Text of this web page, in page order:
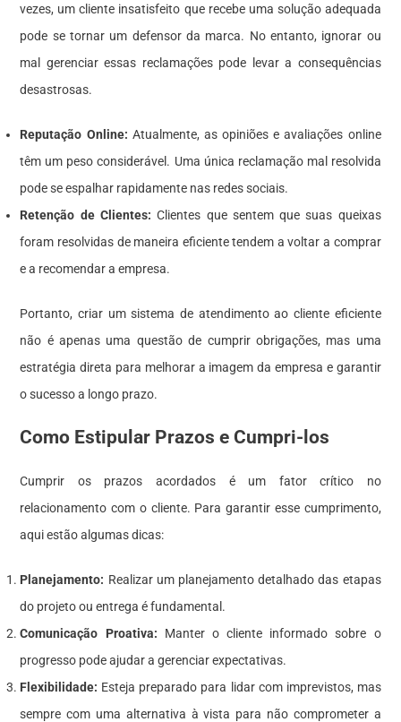
vezes, um cliente insatisfeito que recebe uma solução adequada
pode se tornar um defensor da marca. No entanto, ignorar ou
mal gerenciar essas reclamações pode levar a consequências
desastrosas.
Reputação Online: Atualmente, as opiniões e avaliações online
têm um peso considerável. Uma única reclamação mal resolvida
pode se espalhar rapidamente nas redes sociais.
Retenção de Clientes: Clientes que sentem que suas queixas
foram resolvidas de maneira eficiente tendem a voltar a comprar
e a recomendar a empresa.
Portanto, criar um sistema de atendimento ao cliente eficiente
não é apenas uma questão de cumprir obrigações, mas uma
estratégia direta para melhorar a imagem da empresa e garantir
o sucesso a longo prazo.
Como Estipular Prazos e Cumpri-los
Cumprir os prazos acordados é um fator crítico no
relacionamento com o cliente. Para garantir esse cumprimento,
aqui estão algumas dicas:
Planejamento: Realizar um planejamento detalhado das etapas
do projeto ou entrega é fundamental.
Comunicação Proativa: Manter o cliente informado sobre o
progresso pode ajudar a gerenciar expectativas.
Flexibilidade: Esteja preparado para lidar com imprevistos, mas
sempre com uma alternativa à vista para não comprometer a